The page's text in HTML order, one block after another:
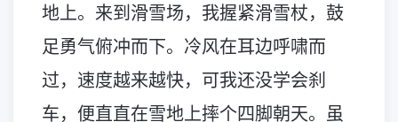
地上。来到滑雪场，我握紧滑雪杖，鼓
足勇气俯冲而下。冷风在耳边呼啸而
过，速度越来越快，可我还没学会刹
车，便直直在雪地上摔个四脚朝天。虽